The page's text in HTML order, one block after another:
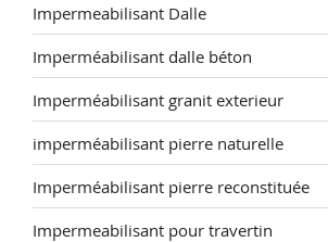
Impermeabilisant Dalle
Imperméabilisant dalle béton
Imperméabilisant granit exterieur
imperméabilisant pierre naturelle
Imperméabilisant pierre reconstituée
Impermeabilisant pour travertin